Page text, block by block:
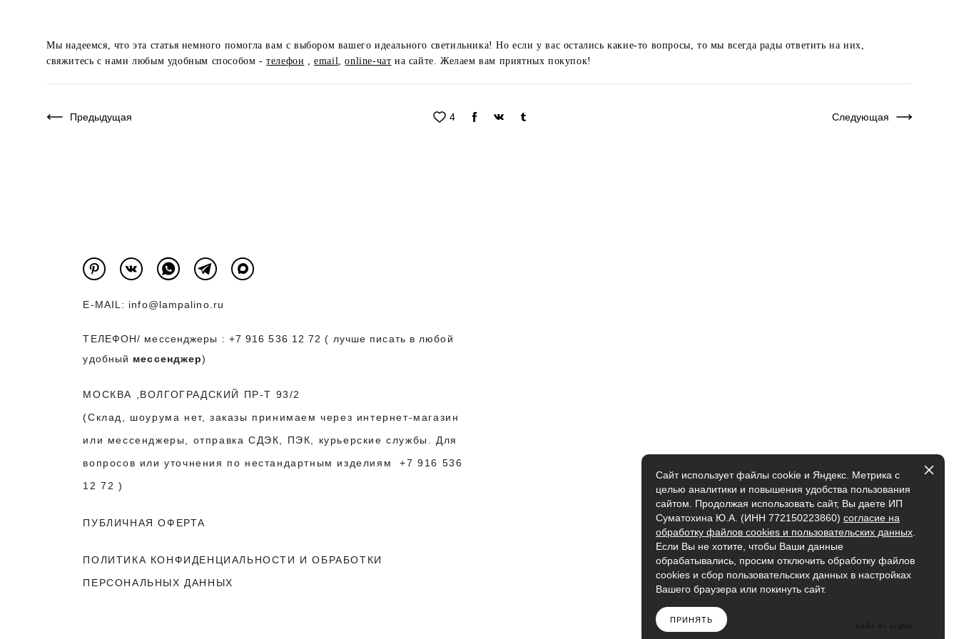
Мы надеемся, что эта статья немного помогла вам с выбором вашего идеального светильника! Но если у вас остались какие-то вопросы, то мы всегда рады ответить на них,
свяжитесь с нами любым удобным способом -телефон ,email ,online-чат на сайте. Желаем вам приятных покупок!
4
Предыдущая Следующая
E-MAIL: info@lampalino.ru
ТЕЛЕФОН/ мессенджеры : +7 916 536 12 72 ( лучше писать в любой
удобный мессенджер)
МОСКВА ,ВОЛГОГРАДСКИЙ ПР-Т 93/2
(Склад, шоурума нет, заказы принимаем через интернет-магазин
или мессенджеры, отправка СДЭК, ПЭК, курьерские службы. Для
вопросов или уточнения по нестандартным изделиям
+7 916 536
12 72 )
ПУБЛИЧНАЯ ОФЕРТА
ПОЛИТИКА КОНФИДЕНЦИАЛЬНОСТИ И ОБРАБОТКИ
ПЕРСОНАЛЬНЫХ ДАННЫХ
Сайт использует файлы cookie и Яндекс. Метрика с
целью аналитики и повышения удобства пользования
сайтом. Продолжая использовать сайт, Вы даете ИП
Суматохина Ю.А. (ИНН 772150223860) согласие на
обработку файлов cookies и пользовательских данных
Если Вы не хотите, чтобы Ваши данные
обрабатывались, просим отключить обработку файлов
cookies и сбор пользовательских данных в настройках
Вашего браузера или покинуть сайт.
ПРИНЯТЬ